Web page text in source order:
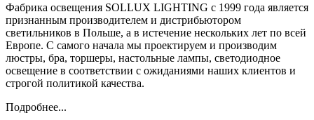
Фабрика освещения SOLLUX LIGHTING с 1999 года является
признанным производителем и дистрибьютором
светильников в Польше, а в истечение нескольких лет по всей
Европе. С самого начала мы проектируем и производим
люстры, бра, торшеры, настольные лампы, светодиодное
освещение в соответствии с ожиданиями наших клиентов и
строгой политикой качества.
Подробнее...